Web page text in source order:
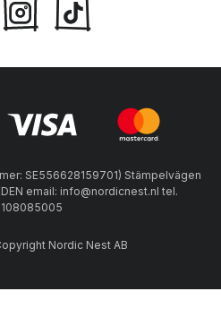
SE556628159701) Stämpelvägen
email: info@nordicnest.nl tel.
Nordic Nest AB